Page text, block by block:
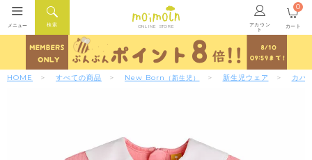
ONLINE STORE アカウン
ト
検索
メニュー カート
0
HOME すべての商品 New Born （新生児） 新生児ウェア カバ